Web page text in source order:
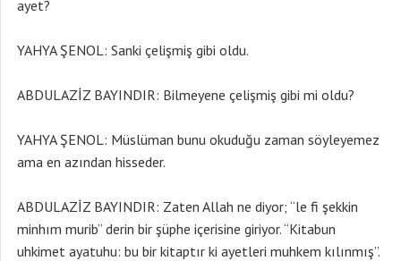
ayet?
YAHYA ŞENOL: Sanki çelişmiş gibi oldu.
ABDULAZİZ BAYINDIR: Bilmeyene çelişmiş gibi mi oldu?
YAHYA ŞENOL: Müslüman bunu okuduğu zaman söyleyemez
ama en azından hisseder.
ABDULAZİZ BAYINDIR: Zaten Allah ne diyor; “le fi şekkin
minhım murib” derin bir şüphe içerisine giriyor. “Kitabun
uhkimet ayatuhu: bu bir kitaptır ki ayetleri muhkem kılınmış”.